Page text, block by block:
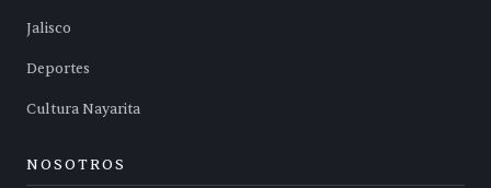
Jalisco
Deportes
Cultura Nayarita
NOSOTROS